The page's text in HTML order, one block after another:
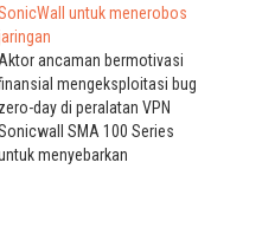
untuk menerobos
Aktor ancaman bermotivasi
mengeksploitasi bug
zero-day di peralatan VPN
SMA 100 Series
menyebarkan